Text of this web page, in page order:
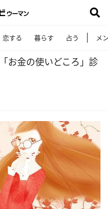
恋する 暮らす 占う メ
お金の使いどころ」診